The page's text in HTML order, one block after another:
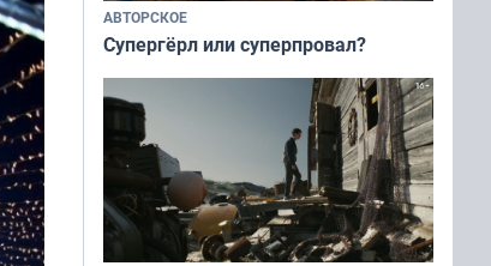
АВТОРСКОЕ
Супергёрл или суперпровал?